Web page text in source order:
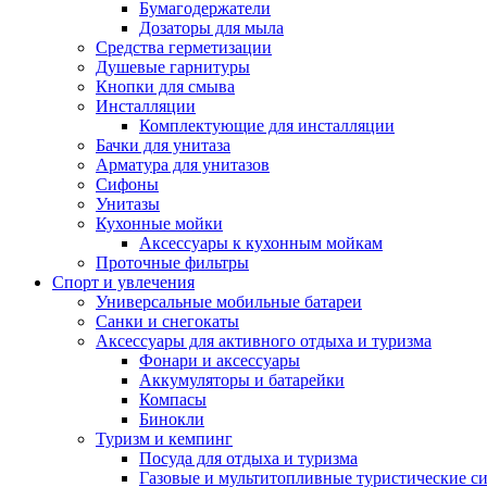
Бумагодержатели
Дозаторы для мыла
Средства герметизации
Душевые гарнитуры
Кнопки для смыва
Инсталляции
Комплектующие для инсталляции
Бачки для унитаза
Арматура для унитазов
Сифоны
Унитазы
Кухонные мойки
Аксессуары к кухонным мойкам
Проточные фильтры
Спорт и увлечения
Универсальные мобильные батареи
Санки и снегокаты
Аксессуары для активного отдыха и туризма
Фонари и аксессуары
Аккумуляторы и батарейки
Компасы
Бинокли
Туризм и кемпинг
Посуда для отдыха и туризма
Газовые и мультитопливные туристические